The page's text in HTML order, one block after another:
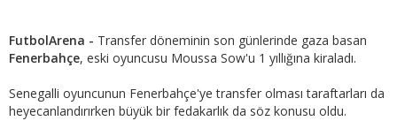
FutbolArena - Transfer döneminin son günlerinde gaza basan
Fenerbahçe, eski oyuncusu Moussa Sow'u 1 yıllığına kiraladı.
Senegalli oyuncunun Fenerbahçe'ye transfer olması taraftarları da
heyecanlandırırken büyük bir fedakarlık da söz konusu oldu.